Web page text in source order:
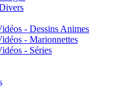
- Dessins Animes
- Marionnettes
- Séries